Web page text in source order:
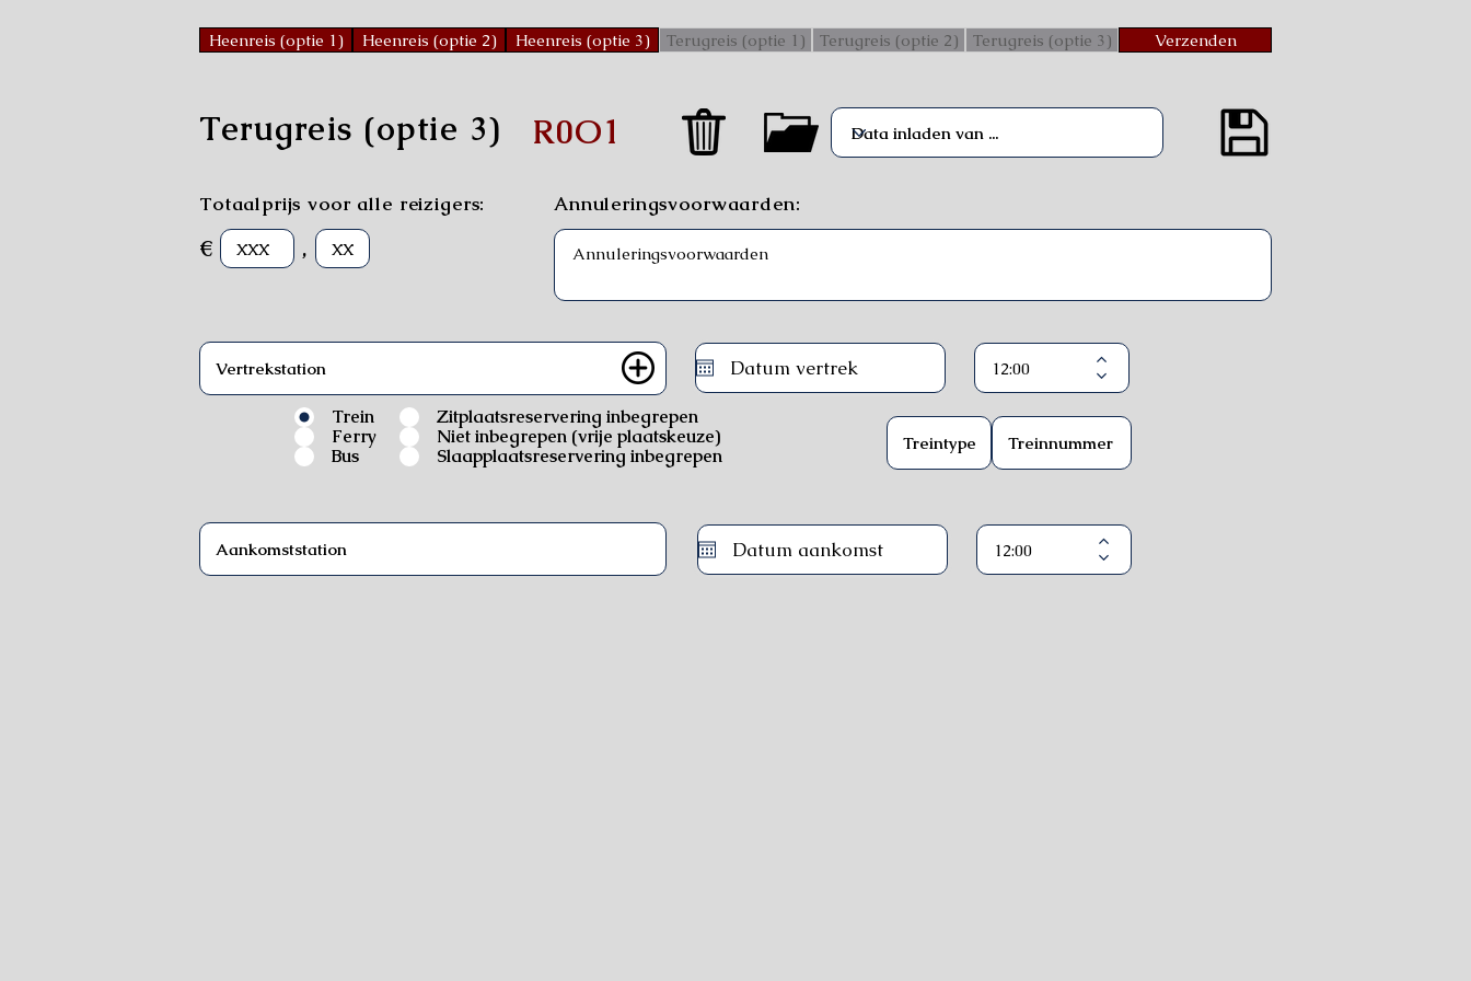
Heenreis (optie 1) Heenreis (optie 2) Heenreis (optie 3) Terugreis (optie 1) Terugreis (optie 2) Terugreis (optie 3) Verzenden
Terugreis (optie 3) R0O1
Totaalprijs voor alle reizigers:
€ ,
Annuleringsvoorwaarden:
Trein
Ferry
Bus
Zitplaatsreservering inbegrepen
Niet inbegrepen (vrije plaatskeuze)
Slaapplaatsreservering inbegrepen